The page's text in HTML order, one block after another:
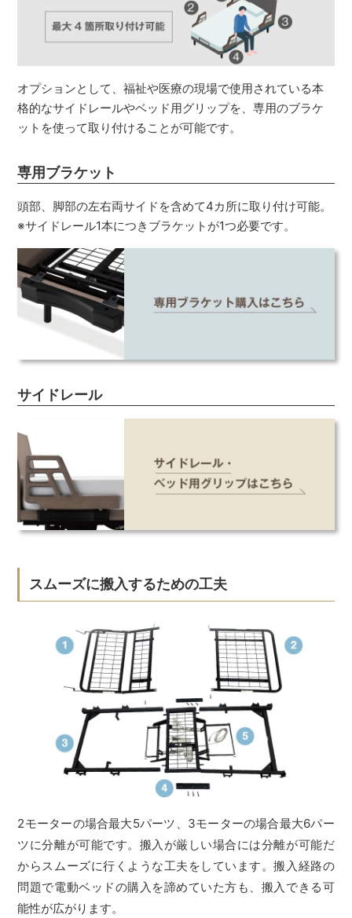
オプションとして、福祉や医療の現場で使用されている本
格的なサイドレールやベッド用グリップを、専用のブラケ
ットを使って取り付けることが可能です。
専用ブラケット
頭部、脚部の左右両サイドを含めて4カ所に取り付け可能。
※サイドレール1本につきブラケットが1つ必要です。
サイドレール
スムーズに搬入するための工夫
2モーターの場合最大5パーツ、3モーターの場合最大6パー
ツに分離が可能です。搬入が厳しい場合には分離が可能だ
からスムーズに行くような工夫をしています。搬入経路の
問題で電動ベッドの購入を諦めていた方も、搬入できる可
能性が広がります。